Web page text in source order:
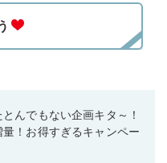
んでもない企画キタ～！
量！お得すぎるキャンペー